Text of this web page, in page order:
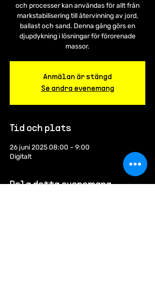
och processer kan användas för allt från
markstabilisering till återvinning av jord,
ballast och sand. Denna gång görs en
djupdykning i lösningar för förorenade
massor.
Anmälan är stängd
Se andra evenemang
Tid och plats
26 juni 2025 08:00 – 9:00
Digitalt
Dela detta evenemang